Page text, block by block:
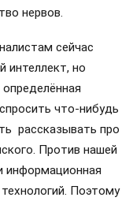
нервов.
сейчас
интеллект, но
что-нибудь
рассказывать про
Против нашей
информационная
Поэтому